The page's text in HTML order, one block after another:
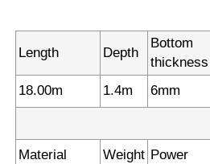
Length Depth
Bottom
thickness
18.00m
1.4m 6mm
Material Weight Power